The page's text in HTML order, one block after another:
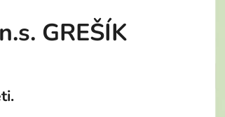
GREŠÍK